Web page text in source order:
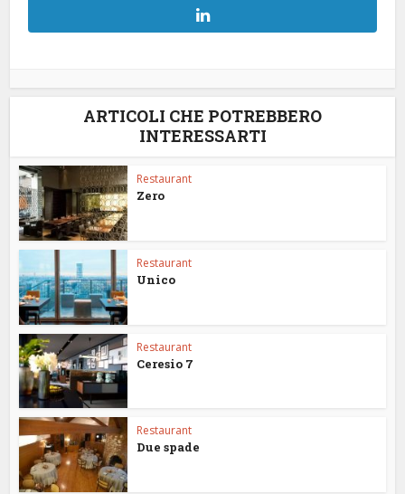
ARTICOLI CHE POTREBBERO
INTERESSARTI
Restaurant
Zero
Restaurant
Unico
Restaurant
Ceresio 7
Restaurant
Due spade